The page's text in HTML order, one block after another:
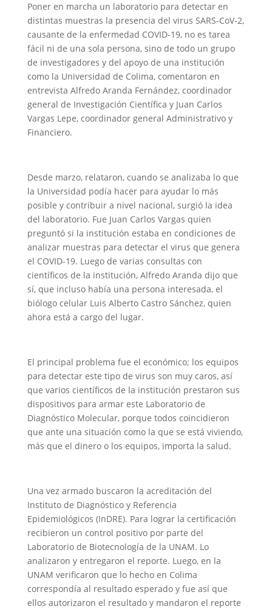
Poner en marcha un laboratorio para detectar en
distintas muestras la presencia del virus SARS-CoV-2,
causante de la enfermedad COVID-19, no es tarea
fácil ni de una sola persona, sino de todo un grupo
de investigadores y del apoyo de una institución
como la Universidad de Colima, comentaron en
entrevista Alfredo Aranda Fernández, coordinador
general de Investigación Científica y Juan Carlos
Vargas Lepe, coordinador general Administrativo y
Financiero.
Desde marzo, relataron, cuando se analizaba lo que
la Universidad podía hacer para ayudar lo más
posible y contribuir a nivel nacional, surgió la idea
del laboratorio. Fue Juan Carlos Vargas quien
preguntó si la institución estaba en condiciones de
analizar muestras para detectar el virus que genera
el COVID-19. Luego de varias consultas con
científicos de la institución, Alfredo Aranda dijo que
sí, que incluso había una persona interesada, el
biólogo celular Luis Alberto Castro Sánchez, quien
ahora está a cargo del lugar.
El principal problema fue el económico; los equipos
para detectar este tipo de virus son muy caros, así
que varios científicos de la institución prestaron sus
dispositivos para armar este Laboratorio de
Diagnóstico Molecular, porque todos coincidieron
que ante una situación como la que se está viviendo,
más que el dinero o los equipos, importa la salud.
Una vez armado buscaron la acreditación del
Instituto de Diagnóstico y Referencia
Epidemiológicos (InDRE). Para lograr la certificación
recibieron un control positivo por parte del
Laboratorio de Biotecnología de la UNAM. Lo
analizaron y entregaron el reporte. Luego, en la
UNAM verificaron que lo hecho en Colima
correspondía al resultado esperado y fue así que
ellos autorizaron el resultado y mandaron el reporte